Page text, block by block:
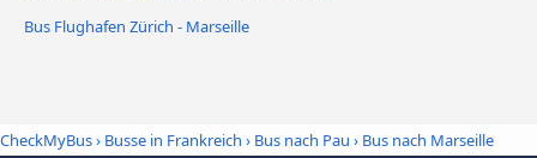
Bus Flughafen Zürich - Marseille
CheckMyBus› Busse in Frankreich › Bus nach Pau › Bus nach Marseille